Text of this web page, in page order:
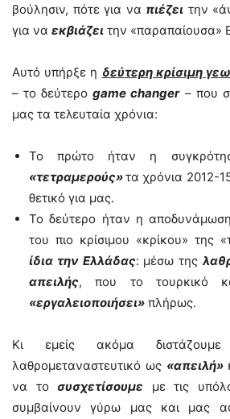
βούλησιν, πότε για να πιέζει την
για να εκβιάζει την «παραπαίουσα»
Αυτό υπήρξε η δεύτερη κρίσιμη
– το δεύτεροgame changer– που
μας τα τελευταία χρόνια:
Το πρώτο ήταν η
«τετραμερούς»τα χρόνια 2012-
θετικό για μας.
Το δεύτερο ήταν η
του πιο κρίσιμου «κρίκου» της
ίδια την Ελλάδας: μέσω της
απειλής, που το τουρκικό
«εργαλειοποιήσει» πλήρως.
Κι εμείς ακόμα
λαθρομεταναστευτικό ως «απειλή»
να τοσυσχετίσουμε με τις
συμβαίνουν γύρω μας και μας